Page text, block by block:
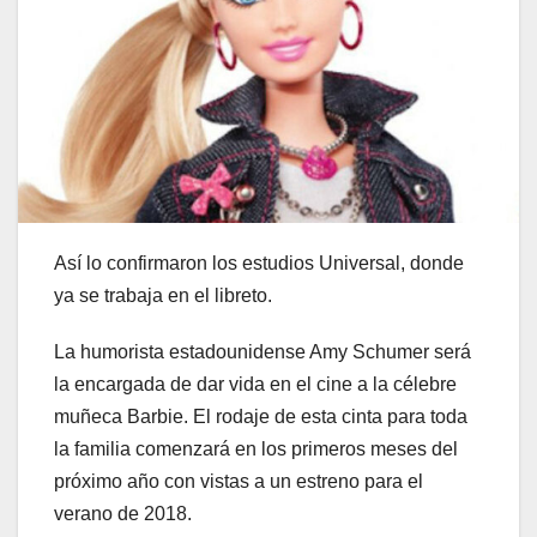
Así lo confirmaron los estudios Universal, donde
ya se trabaja en el libreto.
La humorista estadounidense Amy Schumer será
la encargada de dar vida en el cine a la célebre
muñeca Barbie. El rodaje de esta cinta para toda
la familia comenzará en los primeros meses del
próximo año con vistas a un estreno para el
verano de 2018.